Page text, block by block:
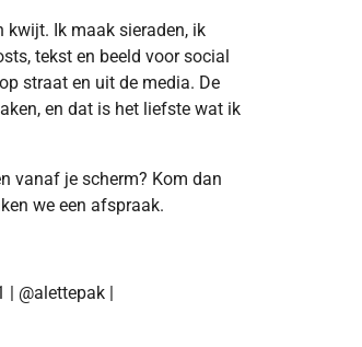
kwijt. Ik maak sieraden, ik
tekst en beeld voor social
straat en uit de media. De
en dat is het liefste wat ik
vanaf je scherm? Kom dan
we een afspraak.
@alettepak |